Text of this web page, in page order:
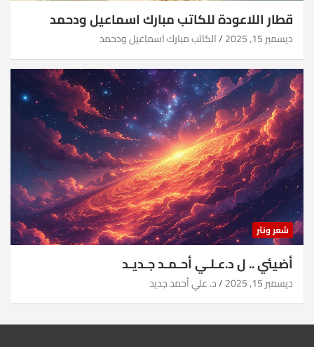
قطار اللاعودة للكاتب مبارك اسماعيل ودحمد
ديسمبر 15, 2025 الكاتب مبارك اسماعيل ودحمد
شعر ونثر
أضيئي .. ل د.عـلـي أحـمـد جـديـد
ديسمبر 15, 2025 د. علي أحمد جديد